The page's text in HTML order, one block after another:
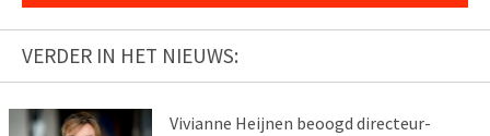
VERDER IN HET NIEUWS:
Vivianne Heijnen beoogd directeur-